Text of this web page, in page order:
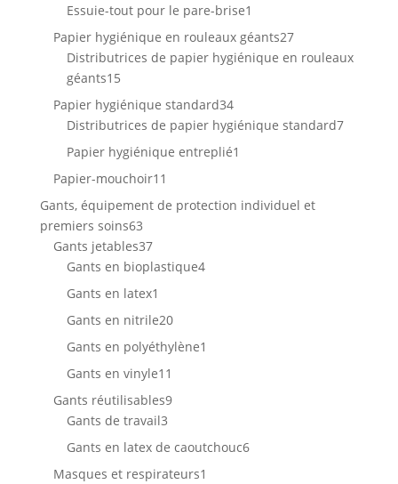
Essuie-tout pour le pare-brise1
produit
Papier hygiénique en rouleaux géants2727
produits
Distributrices de papier hygiénique en rouleaux
géants1515
produits
Papier hygiénique standard3434
produits
Distributrices de papier hygiénique standard77
Papier hygiénique entreplié1
Papier-mouchoir11
produits
Gants, équipement de protection individuel et
premiers soins6363
produits
Gants jetables3737
produits
Gants en bioplastique44
Gants en latex1
produit
Gants en nitrile2020
produits
Gants en polyéthylène1
Gants en vinyle11
produits
Gants réutilisables99
Gants de travail33
produits
Gants en latex de caoutchouc66
Masques et respirateurs1